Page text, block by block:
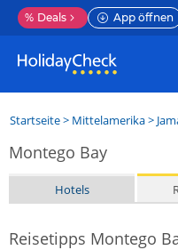
% Deals App öffnen
Startseite> Mittelamerika>
Montego Bay
Hotels
Reisetipps Montego